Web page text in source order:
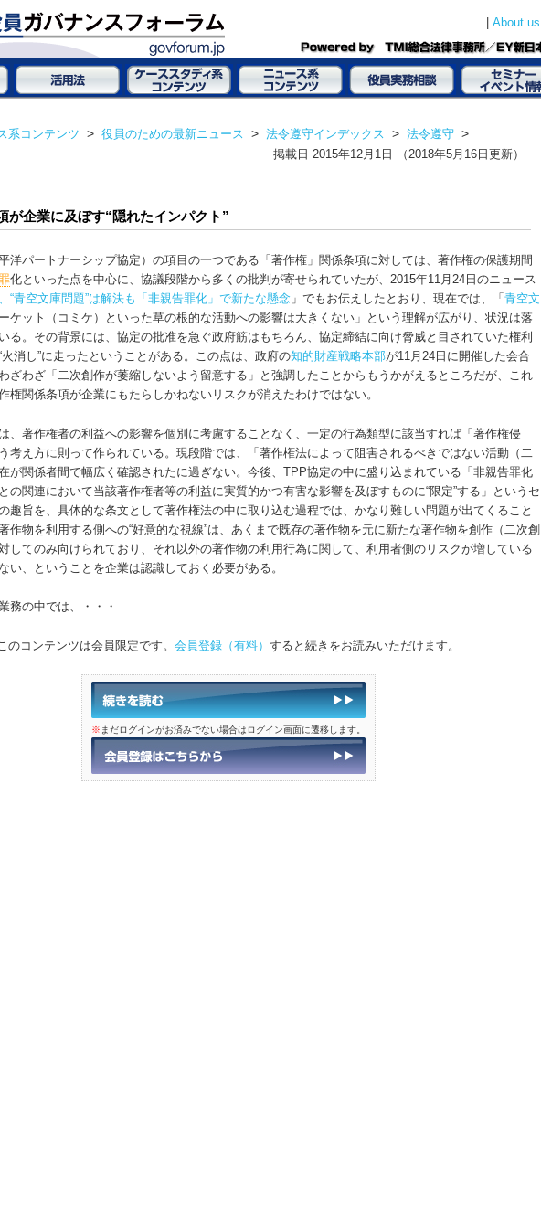
About us
系コンテンツ > 役員のための最新ニュース > 法令遵守インデックス > 法令遵守>
掲載日 2015年12月1日 （2018年5月16日更新）
が企業に及ぼす“隠れたインパクト”
洋パートナーシップ協定）の項目の一つである「著作権」関係条項に対しては、著作権の保護期間
化といった点を中心に、協議段階から多くの批判が寄せられていたが、2015年11月24日のニュース
“青空文庫問題”は解決も「非親告罪化」で新たな懸念 」でもお伝えしたとおり、現在では、「青空文
ケット（コミケ）といった草の根的な活動への影響は大きくない」という理解が広がり、状況は落
る。その背景には、協定の批准を急ぐ政府筋はもちろん、協定締結に向け脅威と目されていた権利
消し”に走ったということがある。この点は、政府の知的財産戦略本部が11月24日に開催した会合
ざわざ「二次創作が萎縮しないよう留意する」と強調したことからもうかがえるところだが、これ
権関係条項が企業にもたらしかねないリスクが消えたわけではない。
、著作権者の利益への影響を個別に考慮することなく、一定の行為類型に該当すれば「著作権侵
考え方に則って作られている。現段階では、「著作権法によって阻害されるべきではない活動（二
が関係者間で幅広く確認されたに過ぎない。今後、TPP協定の中に盛り込まれている「非親告罪化
の関連において当該著作権者等の利益に実質的かつ有害な影響を及ぼすものに“限定”する」というセ
趣旨を、具体的な条文として著作権法の中に取り込む過程では、かなり難しい問題が出てくること
作物を利用する側への“好意的な視線”は、あくまで既存の著作物を元に新たな著作物を創作（二次創
してのみ向けられており、それ以外の著作物の利用行為に関して、利用者側のリスクが増している
い、ということを企業は認識しておく必要がある。
務の中では、・・・
このコンテンツは会員限定です。会員登録（有料）すると続きをお読みいただけます。
※ まだログインがお済みでない場合はログイン画面に遷移します。